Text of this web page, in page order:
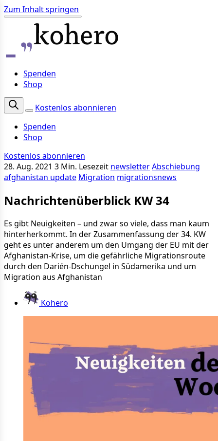
Zum Inhalt springen
Spenden
Shop
Kostenlos abonnieren
Spenden
Shop
Kostenlos abonnieren
28. Aug. 2021 3 Min. Lesezeit newsletterAbschiebung
afghanistan update Migration migrationsnews
Nachrichtenüberblick KW 34
Es gibt Neuigkeiten – und zwar so viele, dass man kaum
hinterherkommt. In der Zusammenfassung der 34. KW
geht es unter anderem um den Umgang der EU mit der
Afghanistan-Krise, um die gefährliche Migrationsroute
durch den Darién-Dschungel in Südamerika und um
Migration aus Afghanistan
Kohero